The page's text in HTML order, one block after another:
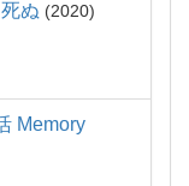
ぬ
2020
Memory